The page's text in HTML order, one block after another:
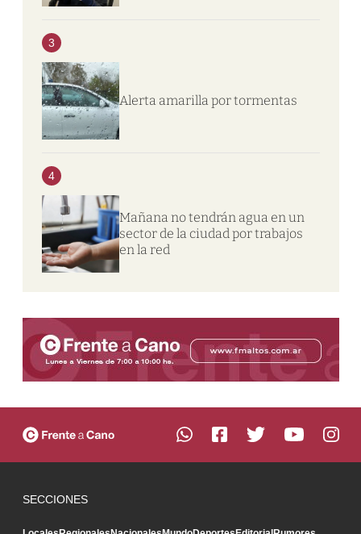
3
Alerta amarilla por tormentas
4
Mañana no tendrán agua en un
sector de la ciudad por trabajos
en la red
SECCIONES